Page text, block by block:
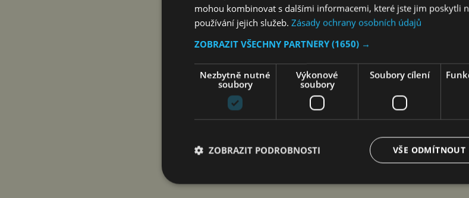
Více informací o službě Tesco Online Nákupy
mohou kombinovat s dalšími informacemi, které jste jim poskytli
používání jejich služeb. Zásady ochrany osobních údajů
ZOBRAZIT VŠECHNY PARTNERY (1650) →
Nezbytně nutné
soubory
Výkonové
soubory
Soubory cílení
VŠE ODMÍTNOUT
ZOBRAZIT PODROBNOSTI